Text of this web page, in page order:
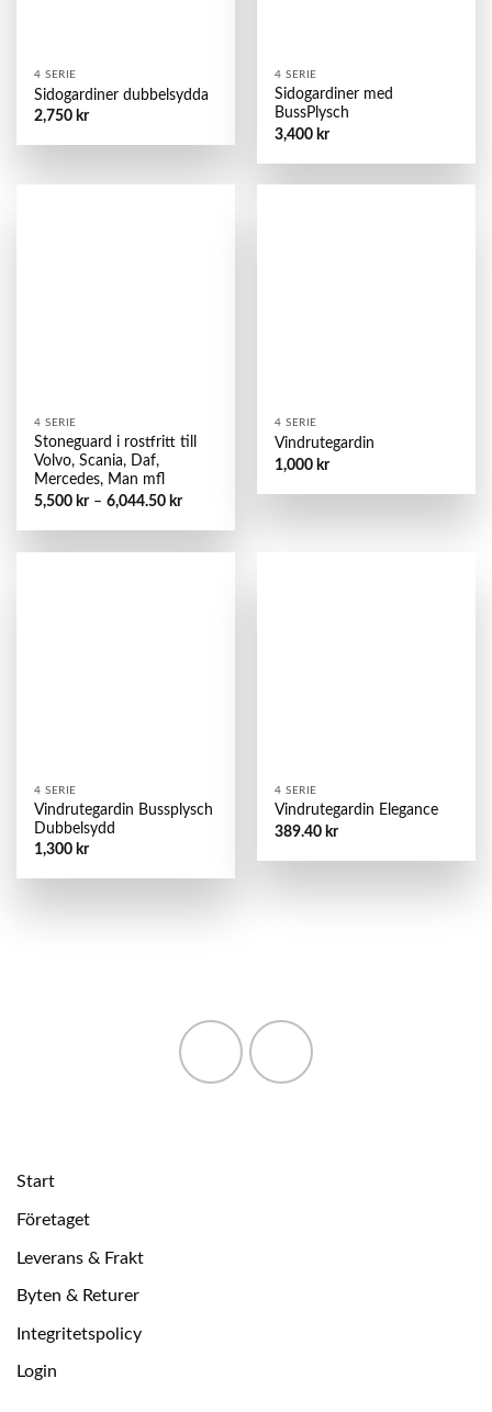
4 SERIE
Sidogardiner dubbelsydda
2,750 kr
4 SERIE
Sidogardiner med
BussPlysch
3,400 kr
4 SERIE
Stoneguard i rostfritt till
Volvo, Scania, Daf,
Mercedes, Man mfl
5,500 kr–6,044.50 kr
4 SERIE
Vindrutegardin
1,000 kr
4 SERIE
Vindrutegardin Bussplysch
Dubbelsydd
1,300 kr
4 SERIE
Vindrutegardin Elegance
389.40 kr
Start
Företaget
Leverans & Frakt
Byten & Returer
Integritetspolicy
Login